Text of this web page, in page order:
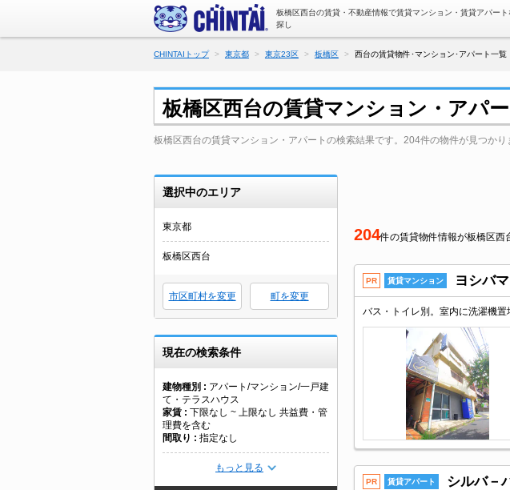
板橋区西台の賃貸・不動産情報で賃貸マンション・賃貸アパー
探し
CHINTAIトップ 東京都 東京23区 板橋区 西台の賃貸物件･マンション･アパート一覧
板橋区西台の賃貸マンション・アパ
板橋区西台の賃貸マンション・アパートの検索結果です。204件の物件が見つか
選択中のエリア
東京都
板橋区西台
市区町村を変更 町を変更
現在の検索条件
建物種別
アパート/マンション/一戸建
て・テラスハウス
家賃
下限なし ~ 上限なし 共益費・管
理費を含む
間取り
指定なし
もっと見る
204件の賃貸物件情報が板橋区西
PR 賃貸マンション ヨシバ
PR 賃貸アパート シルバ－